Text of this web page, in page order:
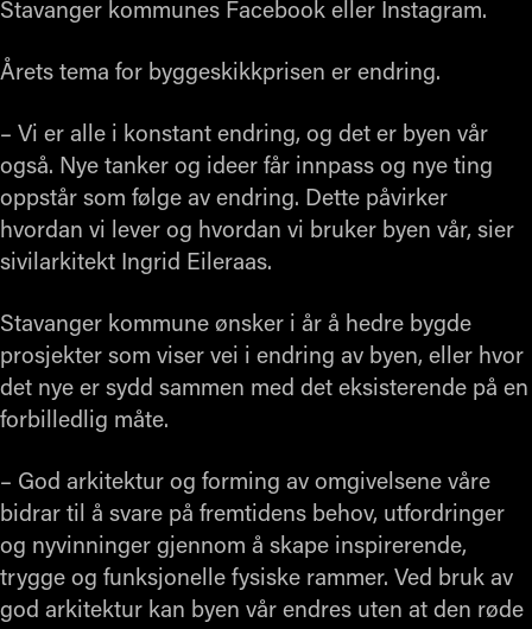
Stavanger kommunes Facebook eller Instagram.
Årets tema for byggeskikkprisen er endring.
– Vi er alle i konstant endring, og det er byen vår
også. Nye tanker og ideer får innpass og nye ting
oppstår som følge av endring. Dette påvirker
hvordan vi lever og hvordan vi bruker byen vår, sier
sivilarkitekt Ingrid Eileraas.
Stavanger kommune ønsker i år å hedre bygde
prosjekter som viser vei i endring av byen, eller hvor
det nye er sydd sammen med det eksisterende på en
forbilledlig måte.
– God arkitektur og forming av omgivelsene våre
bidrar til å svare på fremtidens behov, utfordringer
og nyvinninger gjennom å skape inspirerende,
trygge og funksjonelle fysiske rammer. Ved bruk av
god arkitektur kan byen vår endres uten at den røde